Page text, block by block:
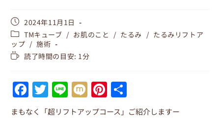
2024年11月1日
TMキューブ / お肌のこと / たるみ / たるみリフトア
ップ / 施術
読了時間の目安: 1分
F
a
T
w
Li
n
M
ix
Pi
nt 有
まもなく「超リフトアップコース」ご紹介しますー